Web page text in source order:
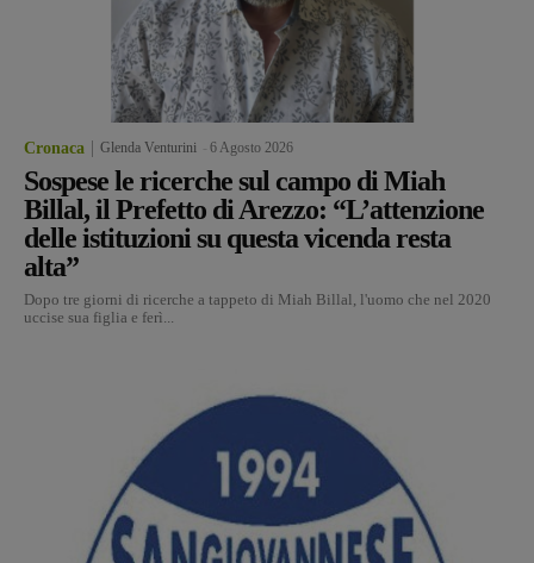
Cronaca Glenda Venturini 6 Agosto 2026
Sospese le ricerche sul campo di Miah
Billal, il Prefetto di Arezzo: “L’attenzione
delle istituzioni su questa vicenda resta
alta”
Dopo tre giorni di ricerche a tappeto di Miah Billal, l'uomo che nel 2020
uccise sua figlia e ferì...